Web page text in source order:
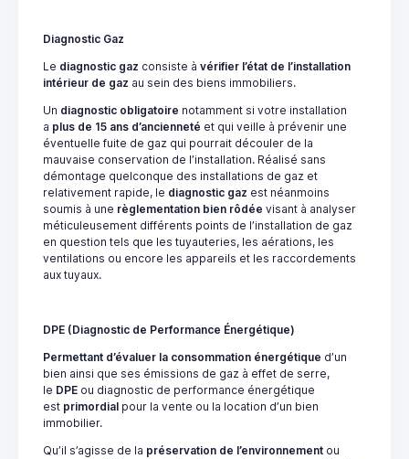
Diagnostic Gaz
Le diagnostic gaz consiste à vérifier l’état de l’installation
intérieur de gaz au sein des biens immobiliers.
Un diagnostic obligatoire notamment si votre installation
a plus de 15 ans d’ancienneté et qui veille à prévenir une
éventuelle fuite de gaz qui pourrait découler de la
mauvaise conservation de l’installation. Réalisé sans
démontage quelconque des installations de gaz et
relativement rapide, le diagnostic gaz est néanmoins
soumis à une règlementation bien rôdée visant à analyser
méticuleusement différents points de l’installation de gaz
en question tels que les tuyauteries, les aérations, les
ventilations ou encore les appareils et les raccordements
aux tuyaux.
DPE (Diagnostic de Performance Énergétique)
Permettant d’évaluer la consommation énergétique d’un
bien ainsi que ses émissions de gaz à effet de serre,
le DPE ou diagnostic de performance énergétique
est primordial pour la vente ou la location d’un bien
immobilier.
Qu’il s’agisse de la préservation de l’environnement ou